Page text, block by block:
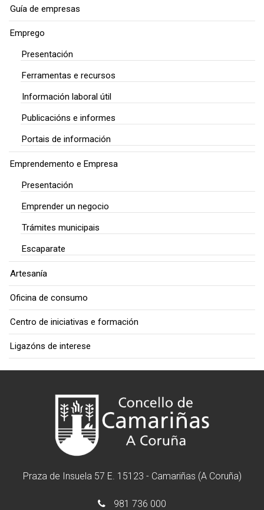
Guía de empresas
Emprego
Presentación
Ferramentas e recursos
Información laboral útil
Publicacións e informes
Portais de información
Emprendemento e Empresa
Presentación
Emprender un negocio
Trámites municipais
Escaparate
Artesanía
Oficina de consumo
Centro de iniciativas e formación
Ligazóns de interese
Praza de Insuela 57 E. 15123 - Camariñas (A Coruña)
981 736 000